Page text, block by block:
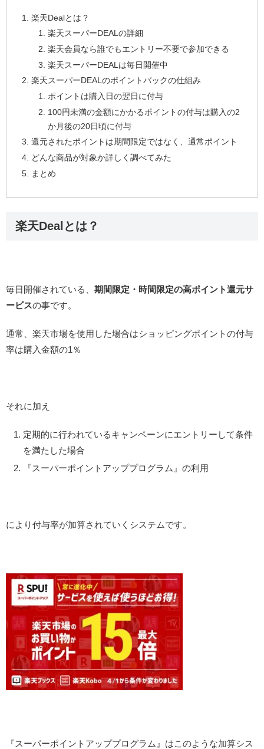
楽天Dealとは？
楽天スーパーDEALの詳細
楽天会員なら誰でもエントリー不要で参加できる
楽天スーパーDEALは毎日開催中
楽天スーパーDEALのポイントバックの仕組み
ポイントは購入日の翌日に付与
100円未満の金額にかかるポイントの付与は購入の2
か月後の20日頃に付与
還元されたポイントは期間限定ではなく、通常ポイント
どんな商品が対象か詳しく調べてみた
まとめ
楽天Dealとは？
毎日開催されている、 期間限定・時間限定の高ポイント還元サ
ービスの事です。
通常、楽天市場を使用した場合はショッピングポイントの付与
率は購入金額の1％
それに加え
定期的に行われているキャンペーンにエントリーして条件
を満たした場合
『スーパーポイントアッププログラム』の利用
により付与率が加算されていくシステムです。
『スーパーポイントアッププログラム』はこのような加算シス